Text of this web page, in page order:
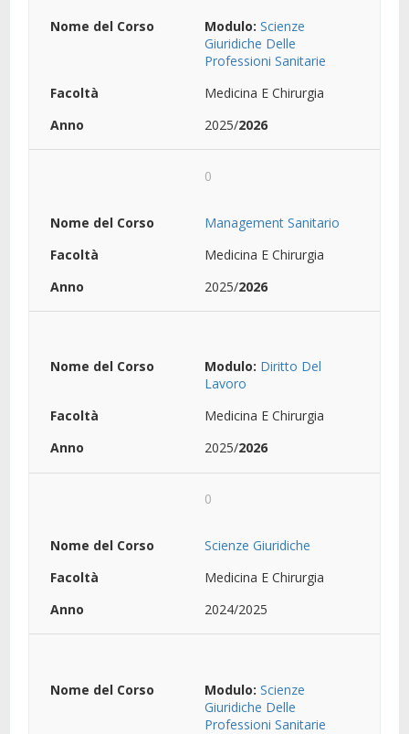
Modulo: Scienze
Giuridiche Delle
Professioni Sanitarie
Medicina E Chirurgia
2025/2026
0
Management Sanitario
Medicina E Chirurgia
2025/2026
Modulo: Diritto Del
Lavoro
Medicina E Chirurgia
2025/2026
0
Scienze Giuridiche
Medicina E Chirurgia
2024/2025
Modulo: Scienze
Giuridiche Delle
Professioni Sanitarie